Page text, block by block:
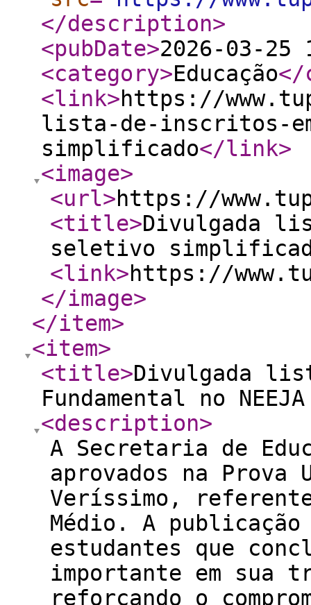
</description>
<pubDate>2026-03-25
<category>Educação</
<link>https://
lista-de-inscritos-
simplificado</link>
<image>
<url>https://
<title>Divulgada
seletivo
<link>https://
</image>
</item>
<item>
<title>Divulgada
Fundamental no
<description>
A Secretaria de
aprovados na Prova
Veríssimo,
Médio. A publicação
estudantes que
importante em sua
reforçando o